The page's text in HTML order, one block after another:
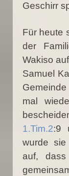
Geschirr
Für heute
der
Wakiso
Samuel
mal
1.Tim.2:9
wurde
auf,